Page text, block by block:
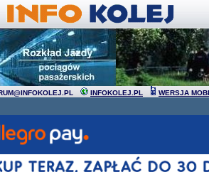
@INFOKOLEJ.PL INFOKOLEJ.PL WERSJA